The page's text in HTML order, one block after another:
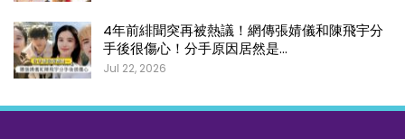
4年前緋聞突再被熱議！網傳張婧儀和陳飛宇分
手後很傷心！分手原因居然是…
Jul 22, 2026